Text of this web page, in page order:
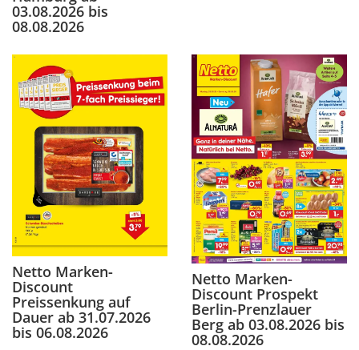
03.08.2026 bis
08.08.2026
Netto Marken-
Discount
Preissenkung auf
Dauer ab 31.07.2026
bis 06.08.2026
Netto Marken-
Discount Prospekt
Berlin-Prenzlauer
Berg ab 03.08.2026 bis
08.08.2026